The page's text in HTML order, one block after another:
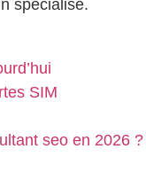
spécialisé.
SIM
seo en 2026 ?